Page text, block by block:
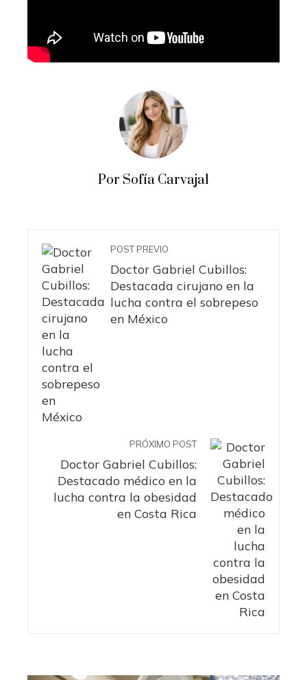
Por Sofía Carvajal
POST PREVIO
Doctor Gabriel Cubillos:
Destacada cirujano en la
lucha contra el sobrepeso
en México
PRÓXIMO POST
Doctor Gabriel Cubillos:
Destacado médico en la
lucha contra la obesidad
en Costa Rica